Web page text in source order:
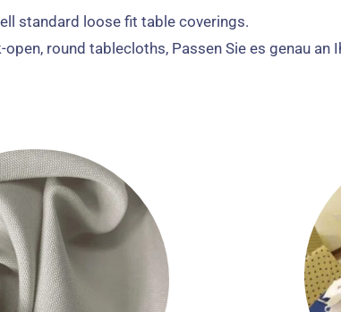
standard loose fit table coverings.
open, round tablecloths, Passen Sie es genau an